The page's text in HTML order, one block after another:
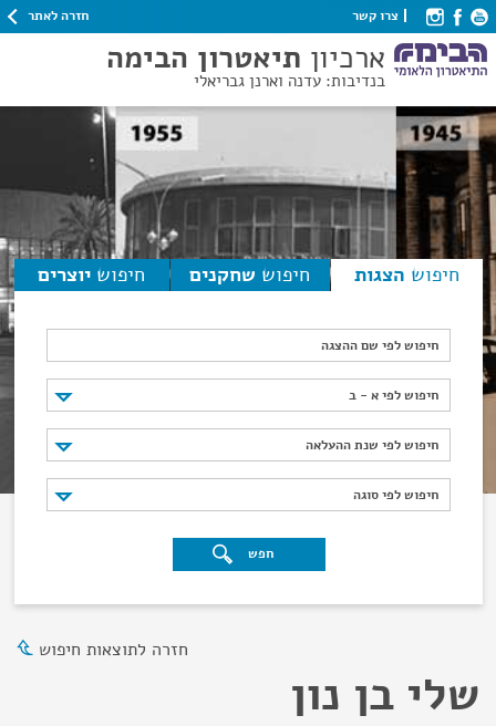
צרו קשר חזרה לאתר
ארכיון תיאטרון הבימה
בנדיבות: עדנה וארנן גבריאלי
חיפוש הצגות חיפוש שחקנים חיפוש יוצרים
חיפוש לפי שם ההצגה
חיפוש לפי א - ב
חיפוש לפי א - ב
חיפוש לפי שנת ההעלאה
חיפוש לפי שנת ההעלאה
חיפוש לפי סוגה
חיפוש לפי סוגה
חפש
חזרה לתוצאות חיפוש
שלי בן נון